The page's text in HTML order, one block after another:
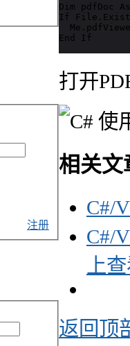
Dim pdfDoc
If
End If
打开
相关文
C#/
C#/
上
返回顶
注册